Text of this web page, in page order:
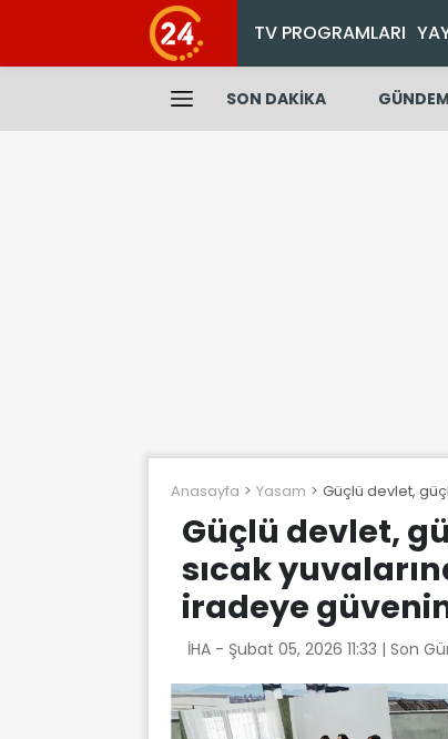
TV PROGRAMLARI
SON DAKİKA GÜNDEM
Anasayfa Yasam Güçlü devlet,
Güçlü devlet,
sıcak
iradeye
İHA - Şubat 05, 2026 11:33 | Son